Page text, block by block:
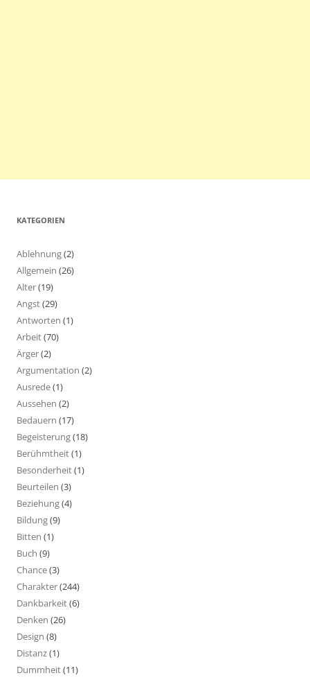
KATEGORIEN
Ablehnung(2)
Allgemein (26)
Alter(19)
Angst(29)
Antworten (1)
Arbeit(70)
Ärger(2)
Argumentation (2)
Ausrede(1)
Aussehen (2)
Bedauern (17)
Begeisterung(18)
Berühmtheit(1)
Besonderheit(1)
Beurteilen (3)
Beziehung(4)
Bildung(9)
Bitten (1)
Buch (9)
Chance(3)
Charakter(244)
Dankbarkeit(6)
Denken (26)
Design (8)
Distanz(1)
Dummheit(11)